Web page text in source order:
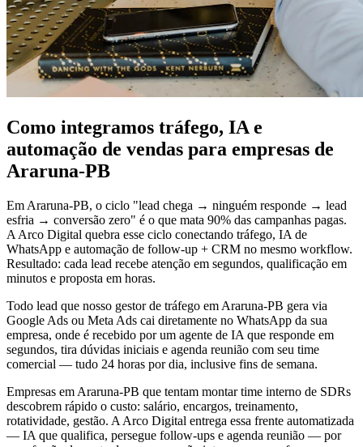
Como integramos tráfego, IA e
automação de vendas para empresas de
Araruna-PB
Em Araruna-PB, o ciclo "lead chega → ninguém responde → lead
esfria → conversão zero" é o que mata 90% das campanhas pagas.
A Arco Digital quebra esse ciclo conectando tráfego, IA de
WhatsApp e automação de follow-up + CRM no mesmo workflow.
Resultado: cada lead recebe atenção em segundos, qualificação em
minutos e proposta em horas.
Todo lead que nosso gestor de tráfego em Araruna-PB gera via
Google Ads ou Meta Ads cai diretamente no WhatsApp da sua
empresa, onde é recebido por um agente de IA que responde em
segundos, tira dúvidas iniciais e agenda reunião com seu time
comercial — tudo 24 horas por dia, inclusive fins de semana.
Empresas em Araruna-PB que tentam montar time interno de SDRs
descobrem rápido o custo: salário, encargos, treinamento,
rotatividade, gestão. A Arco Digital entrega essa frente automatizada
— IA que qualifica, persegue follow-ups e agenda reunião — por